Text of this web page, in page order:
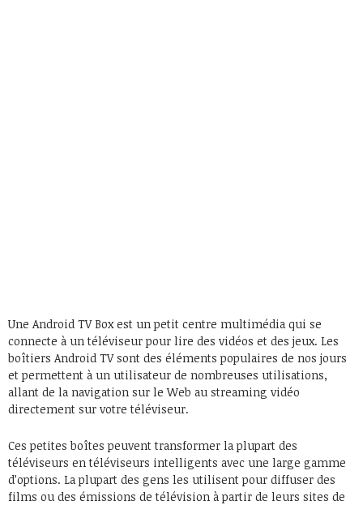
Une Android TV Box est un petit centre multimédia qui se
connecte à un téléviseur pour lire des vidéos et des jeux. Les
boîtiers Android TV sont des éléments populaires de nos jours
et permettent à un utilisateur de nombreuses utilisations,
allant de la navigation sur le Web au streaming vidéo
directement sur votre téléviseur.
Ces petites boîtes peuvent transformer la plupart des
téléviseurs en téléviseurs intelligents avec une large gamme
d’options. La plupart des gens les utilisent pour diffuser des
films ou des émissions de télévision à partir de leurs sites de